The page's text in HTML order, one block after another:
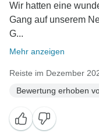
Wir hatten eine
Gang auf unserem
G...
Mehr anzeigen
Reiste im Dezember
Bewertung erhoben